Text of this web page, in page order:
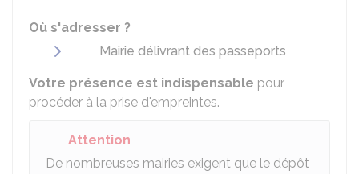
Où s'adresser ?
Mairie délivrant des passeports
Votre présence est indispensable pour
procéder à la prise d'empreintes.
Attention
De nombreuses mairies exigent que le dépôt